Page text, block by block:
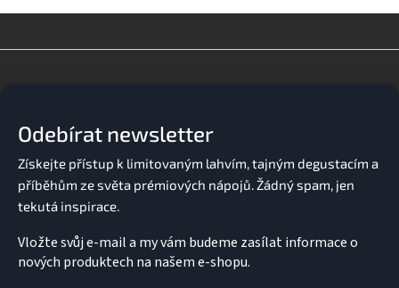
Odebírat newsletter
Vložte svůj e-mail a my vám budeme zasílat informace o
nových produktech na našem e-shopu.